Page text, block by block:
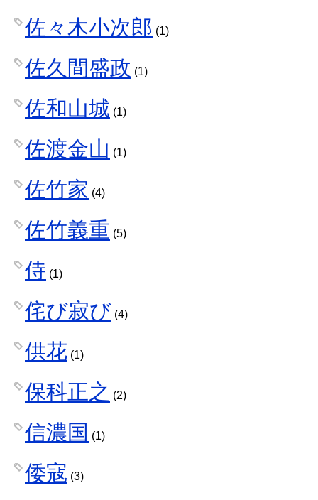
佐々木小次郎 (1)
佐久間盛政 (1)
佐和山城 (1)
佐渡金山 (1)
佐竹家 (4)
佐竹義重 (5)
侍 (1)
侘び寂び (4)
供花 (1)
保科正之 (2)
信濃国 (1)
倭寇 (3)